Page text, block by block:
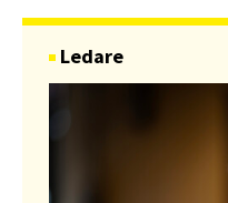
Ledare